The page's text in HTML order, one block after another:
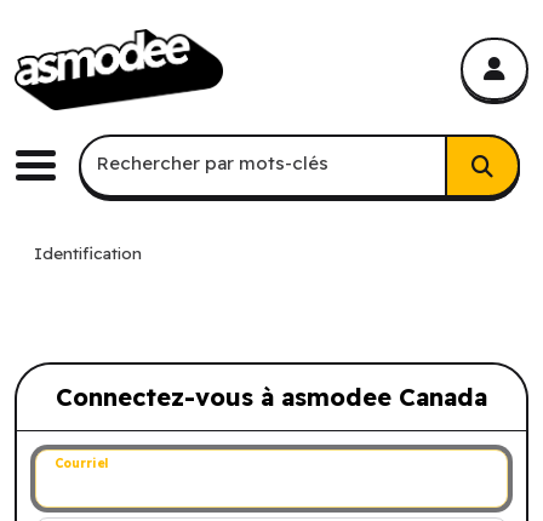
Menu
Recherche par mots-clés
Rechercher par mots-clés
Identification
Connectez-vous à asmodee Canada
Connectez-vous à asmodee Canada
Courriel